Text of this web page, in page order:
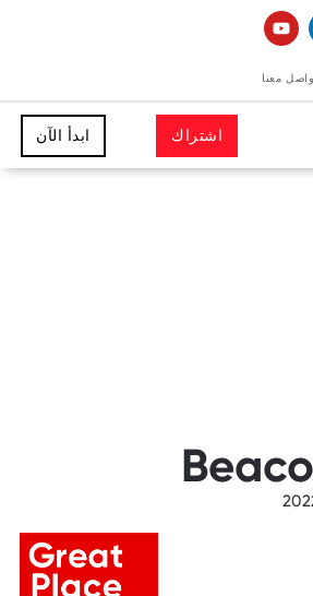
معنا
اشتراك ابدأ الآن